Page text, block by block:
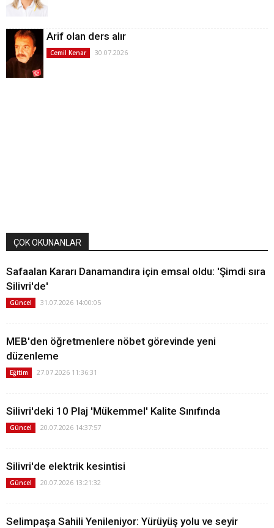
Arif olan ders alır
Cemil Kenar 30.07.2026
ÇOK OKUNANLAR
Safaalan Kararı Danamandıra için emsal oldu: 'Şimdi sıra
Silivri'de'
Güncel 31.07.2026 14:00:05
MEB'den öğretmenlere nöbet görevinde yeni
düzenleme
Eğitim 27.07.2026 11:36:31
Silivri'deki 10 Plaj 'Mükemmel' Kalite Sınıfında
Güncel 20.07.2026 14:37:57
Silivri'de elektrik kesintisi
Güncel 20.07.2026 13:21:32
Selimpaşa Sahili Yenileniyor: Yürüyüş yolu ve seyir